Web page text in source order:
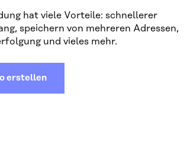
hat viele Vorteile: schnellerer
speichern von mehreren Adressen,
und vieles mehr.
erstellen